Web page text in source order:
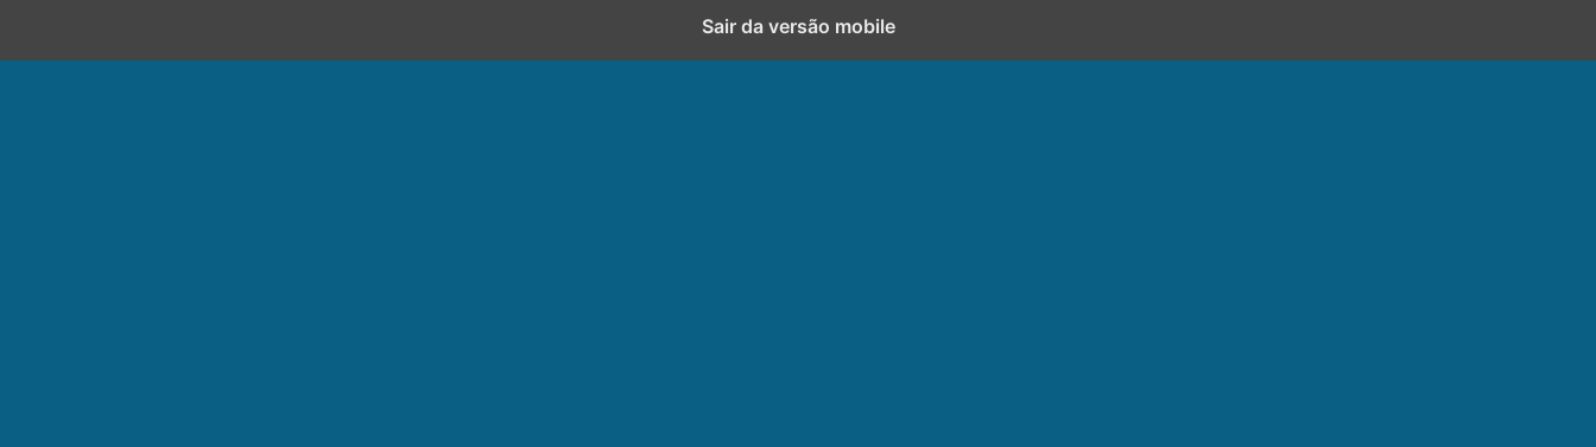
Sair da versão mobile